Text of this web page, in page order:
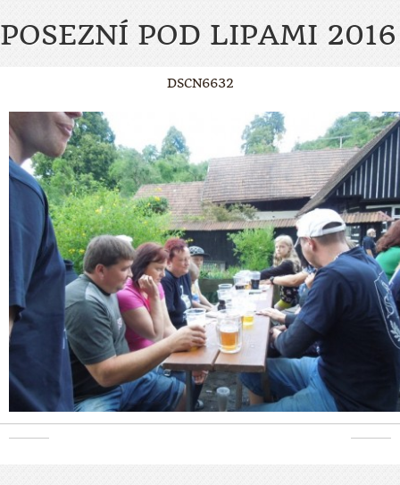
POSEZNÍ POD LIPAMI 2016
DSCN6632